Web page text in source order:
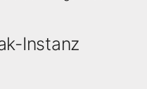
Fortgeschrittene
Instanz